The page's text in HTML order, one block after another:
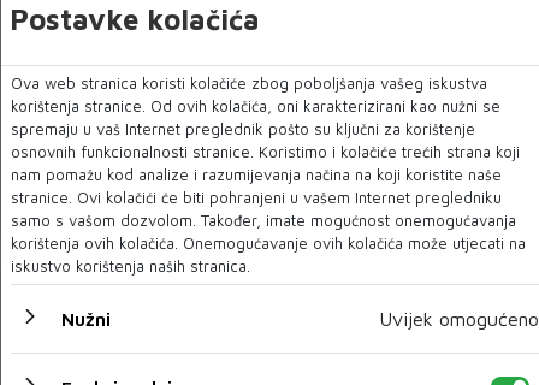
Čiča: Neka Uskrsli u domove vjernika unese obilje
zdravlja, vedrine i snage
01 TRA 2021
Postavke kolačića
Ova web stranica koristi kolačiće zbog poboljšanja vašeg iskustva
korištenja stranice. Od ovih kolačića, oni karakterizirani kao nužni se
spremaju u vaš Internet preglednik pošto su ključni za korištenje
osnovnih funkcionalnosti stranice. Koristimo i kolačiće trećih strana koji
nam pomažu kod analize i razumijevanja načina na koji koristite naše
stranice. Ovi kolačići će biti pohranjeni u vašem Internet pregledniku
samo s vašom dozvolom. Također, imate mogućnost onemogućavanja
korištenja ovih kolačića. Onemogućavanje ovih kolačića može utjecati na
iskustvo korištenja naših stranica.
Nužni Uvijek omogućeno